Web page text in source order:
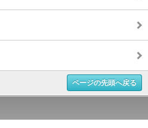
ページの先頭へ戻る